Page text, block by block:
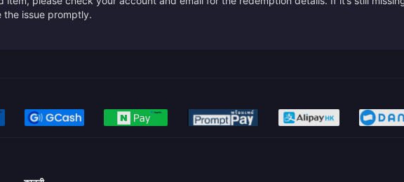
the issue promptly.